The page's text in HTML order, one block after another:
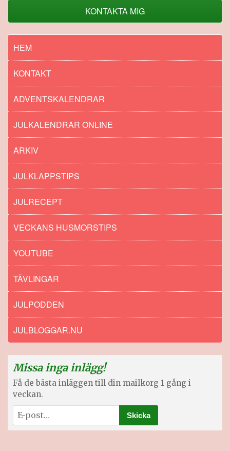
KONTAKTA MIG
HEM
KONTAKT
ADVENTSKALENDRAR
JULKALENDRAR ONLINE
ARKIV
JULKLAPPSTIPS
JULRECEPT
VECKANS HUSMORSTIPS
YOUTUBE
TÄVLINGAR
JULPODDEN
JULBLOGGAR.NU
Missa inga inlägg!
Få de bästa inläggen till din mailkorg 1 gång i
veckan.